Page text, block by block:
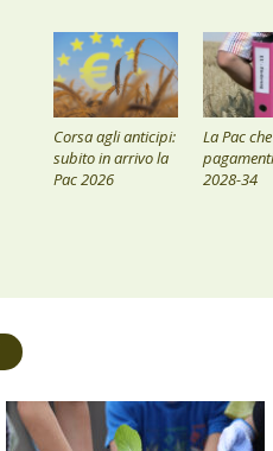
Corsa agli anticipi:
subito in arrivo la
Pac 2026
La Pac
2028-34